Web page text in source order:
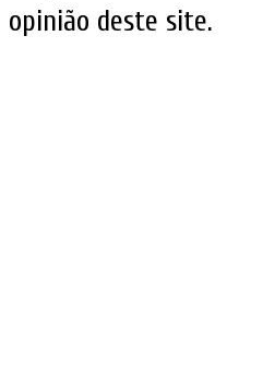
deste site.